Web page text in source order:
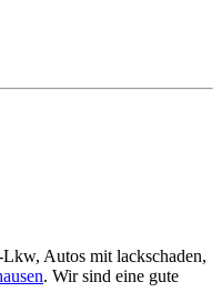
Autos mit lackschaden,
. Wir sind eine gute